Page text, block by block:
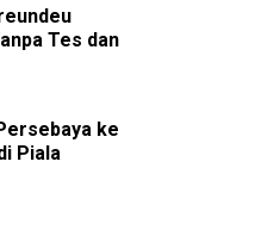
Tes dan
ke
Piala